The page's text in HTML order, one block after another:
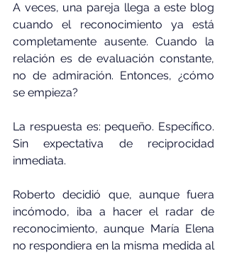
A veces, una pareja llega a este blog
cuando el reconocimiento ya está
completamente ausente. Cuando la
relación es de evaluación constante,
no de admiración. Entonces, ¿cómo
se empieza?
La respuesta es: pequeño. Específico.
Sin expectativa de reciprocidad
inmediata.
Roberto decidió que, aunque fuera
incómodo, iba a hacer el radar de
reconocimiento, aunque María Elena
no respondiera en la misma medida al